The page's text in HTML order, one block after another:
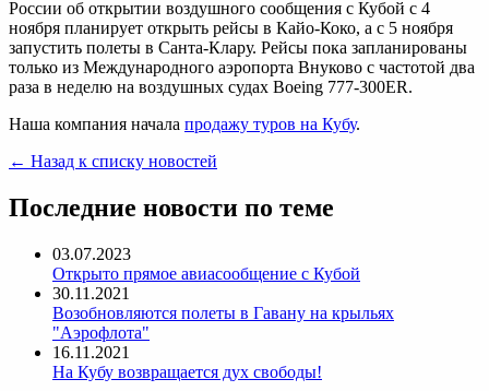
России об открытии воздушного сообщения с Кубой с 4
ноября планирует открыть рейсы в Кайо-Коко, а с 5 ноября
запустить полеты в Санта-Клару. Рейсы пока запланированы
только из Международного аэропорта Внуково с частотой два
раза в неделю на воздушных судах Boeing 777-300ER.
Наша компания начала продажу туров на Кубу.
← Назад к списку новостей
Последние новости по теме
03.07.2023
Открыто прямое авиасообщение с Кубой
30.11.2021
Возобновляются полеты в Гавану на крыльях
"Аэрофлота"
16.11.2021
На Кубу возвращается дух свободы!